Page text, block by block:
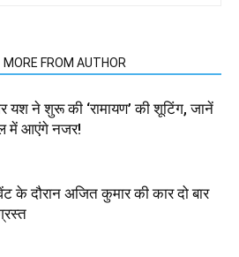
MORE FROM AUTHOR
यश ने शुरू की ‘रामायण’ की शूटिंग, जानें
में आएंगे नजर!
के दौरान अजित कुमार की कार दो बार